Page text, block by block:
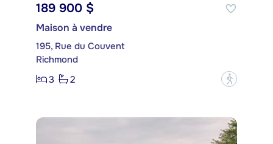
189 900 $
Maison à vendre
195, Rue du Couvent
Richmond
3
2 ?